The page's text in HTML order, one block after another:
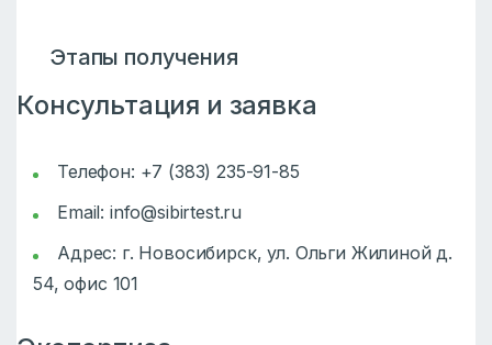
Этапы получения
Консультация и заявка
Телефон: +7 (383) 235-91-85
Email: info@sibirtest.ru
Адрес: г. Новосибирск, ул. Ольги Жилиной д.
54, офис 101